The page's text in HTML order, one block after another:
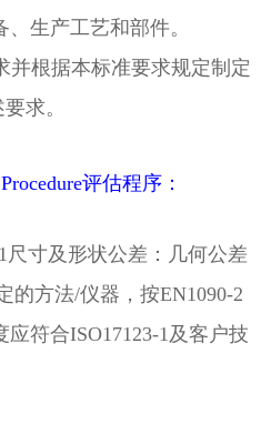
生产工艺和部件。
并根据本标准要求规定制定
求。
评估程序：
尺寸及形状公差：几何公差
的方法/仪器，按EN1090-2
符合ISO17123-1及客户技